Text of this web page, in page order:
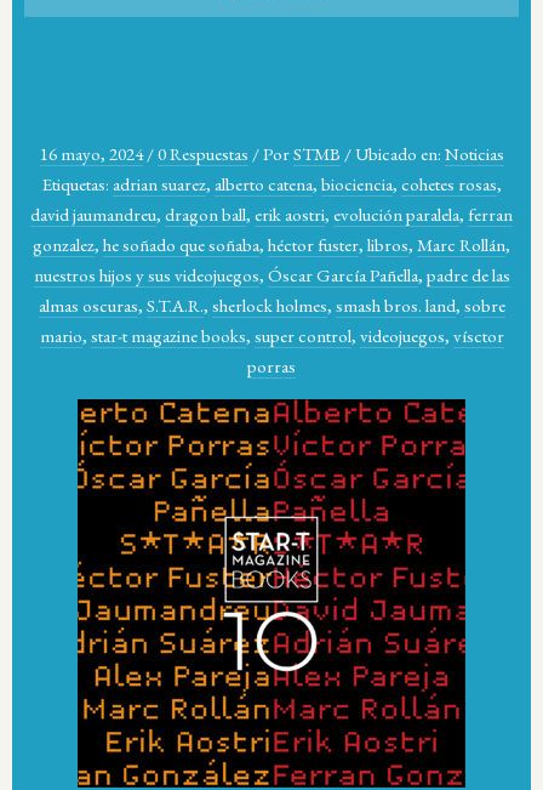
16 mayo, 2024 /0 Respuestas /PorSTMB / Ubicado en: Noticias
Etiquetas: adrian suarez, alberto catena, biociencia, cohetes rosas,
david jaumandreu, dragon ball, erik aostri, evolución paralela, ferran
gonzalez, he soñado que soñaba, héctor fuster, libros, Marc Rollán,
nuestros hijos y sus videojuegos, Óscar García Pañella, padre de las
almas oscuras, S.T.A.R., sherlock holmes, smash bros. land, sobre
mario, star-t magazine books, super control, videojuegos, vísctor
porras